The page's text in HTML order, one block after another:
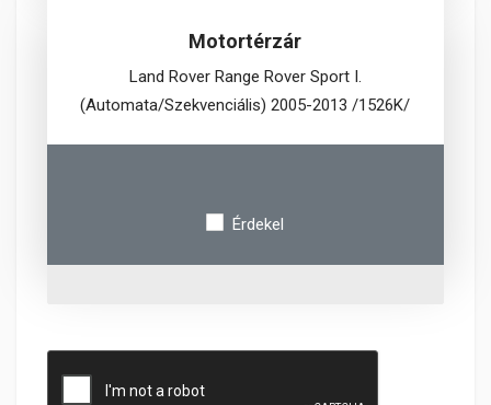
Motortérzár
Land Rover Range Rover Sport I.
(Automata/Szekvenciális) 2005-2013 /1526K/
Érdekel